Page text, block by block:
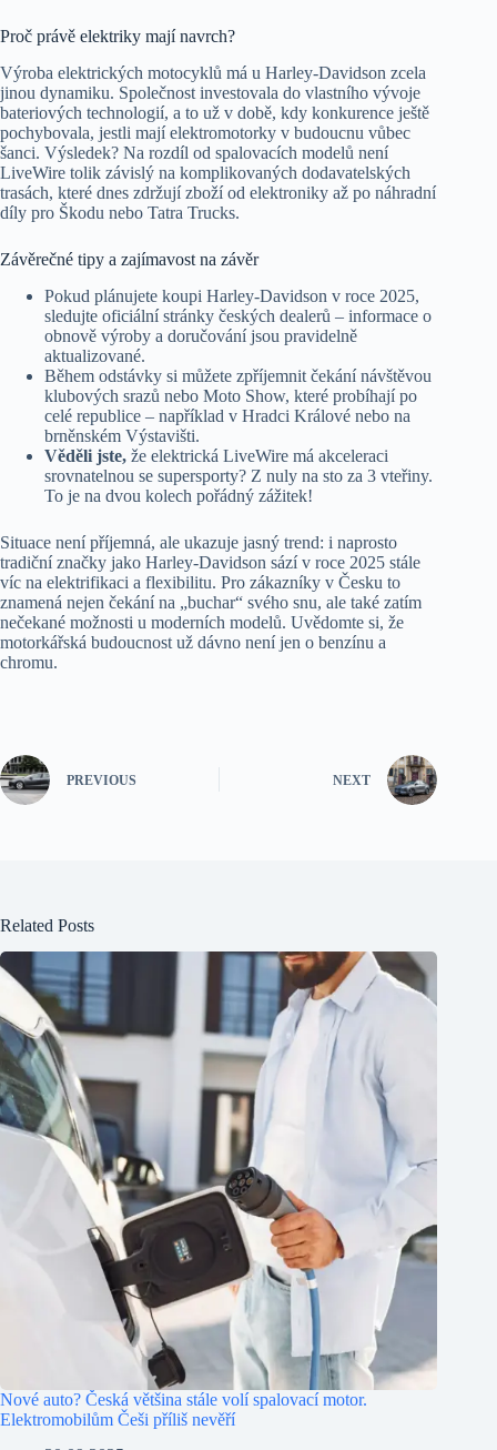
Proč právě elektriky mají navrch?
Výroba elektrických motocyklů má u Harley-Davidson zcela
jinou dynamiku. Společnost investovala do vlastního vývoje
bateriových technologií, a to už v době, kdy konkurence ještě
pochybovala, jestli mají elektromotorky v budoucnu vůbec
šanci. Výsledek? Na rozdíl od spalovacích modelů není
LiveWire tolik závislý na komplikovaných dodavatelských
trasách, které dnes zdržují zboží od elektroniky až po náhradní
díly pro Škodu nebo Tatra Trucks.
Závěrečné tipy a zajímavost na závěr
Pokud plánujete koupi Harley-Davidson v roce 2025,
sledujte oficiální stránky českých dealerů – informace o
obnově výroby a doručování jsou pravidelně
aktualizované.
Během odstávky si můžete zpříjemnit čekání návštěvou
klubových srazů nebo Moto Show, které probíhají po
celé republice – například v Hradci Králové nebo na
brněnském Výstavišti.
Věděli jste, že elektrická LiveWire má akceleraci
srovnatelnou se supersporty? Z nuly na sto za 3 vteřiny.
To je na dvou kolech pořádný zážitek!
Situace není příjemná, ale ukazuje jasný trend: i naprosto
tradiční značky jako Harley-Davidson sází v roce 2025 stále
víc na elektrifikaci a flexibilitu. Pro zákazníky v Česku to
znamená nejen čekání na „buchar“ svého snu, ale také zatím
nečekané možnosti u moderních modelů. Uvědomte si, že
motorkářská budoucnost už dávno není jen o benzínu a
chromu.
PREVIOUS NEXT
Related Posts
Nové auto? Česká většina stále volí spalovací motor.
Elektromobilům Češi příliš nevěří